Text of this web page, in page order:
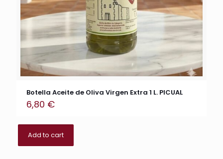
Botella Aceite de Oliva Virgen Extra 1 L. PICUAL
6,80 €
Add to cart